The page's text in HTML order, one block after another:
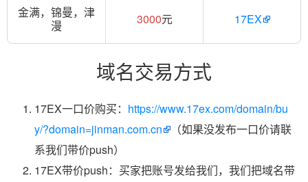
金满，锦曼，津
漫
3000元 17EX
域名交易方式
17EX一口价购买： https://www.17ex.com/domain/bu
y/?domain=jinman.com.cn
（如果没发布一口价请联
系我们带价push）
17EX带价push：买家把账号发给我们，我们把域名带